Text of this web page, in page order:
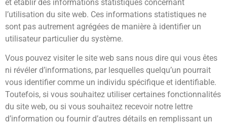
et établir des informations statistiques concernant
l’utilisation du site web. Ces informations statistiques ne
sont pas autrement agrégées de manière à identifier un
utilisateur particulier du système.
Vous pouvez visiter le site web sans nous dire qui vous êtes
ni révéler d’informations, par lesquelles quelqu’un pourrait
vous identifier comme un individu spécifique et identifiable.
Toutefois, si vous souhaitez utiliser certaines fonctionnalités
du site web, ou si vous souhaitez recevoir notre lettre
d’information ou fournir d’autres détails en remplissant un